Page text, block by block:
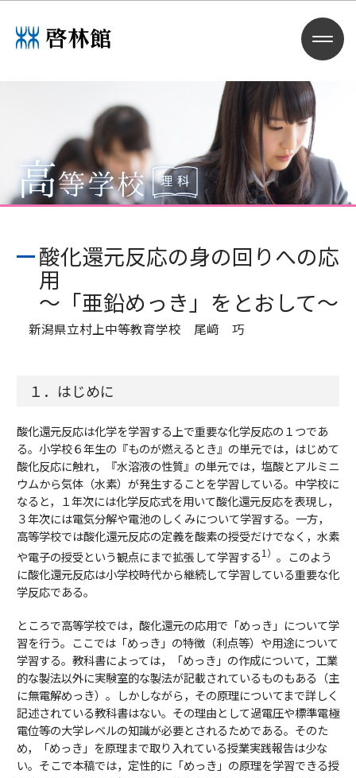
酸化還元反応の身の回りへの応
用
～「亜鉛めっき」をとおして～
新潟県立村上中等教育学校 尾﨑 巧
１．はじめに
酸化還元反応は化学を学習する上で重要な化学反応の１つであ
る。小学校６年生の『ものが燃えるとき』の単元では，はじめて
酸化反応に触れ，『水溶液の性質』の単元では，塩酸とアルミニ
ウムから気体（水素）が発生することを学習している。中学校に
なると，１年次には化学反応式を用いて酸化還元反応を表現し，
３年次には電気分解や電池のしくみについて学習する。一方，
高等学校では酸化還元反応の定義を酸素の授受だけでなく，水素
や電子の授受という観点にまで拡張して学習する1） 。このよう
に酸化還元反応は小学校時代から継続して学習している重要な化
学反応である。
ところで高等学校では，酸化還元の応用で「めっき」について学
習を行う。ここでは「めっき」の特徴（利点等）や用途について
学習する。教科書によっては，「めっき」の作成について，工業
的な製法以外に実験室的な製法が記載されているものもある（主
に無電解めっき）。しかしながら，その原理についてまで詳しく
記述されている教科書はない。その理由として過電圧や標準電極
電位等の大学レベルの知識が必要とされるためである。そのた
め，「めっき」を原理まで取り入れている授業実践報告は少な
い。そこで本稿では，定性的に「めっき」の原理を学習できる授